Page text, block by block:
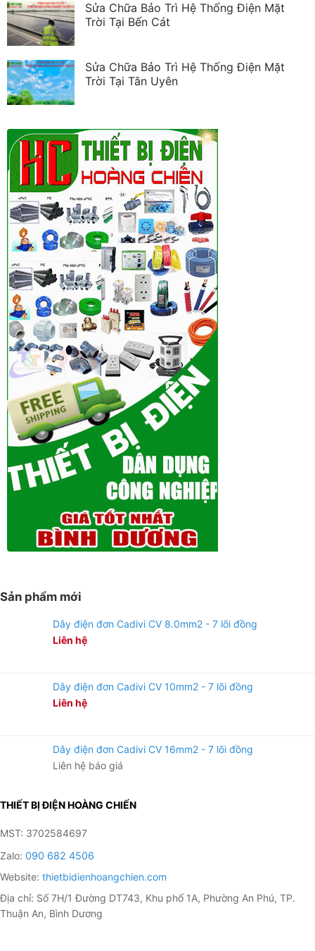
Sửa Chữa Bảo Trì Hệ Thống Điện Mặt
Trời Tại Bến Cát
Sửa Chữa Bảo Trì Hệ Thống Điện Mặt
Trời Tại Tân Uyên
Sản phẩm mới
Dây điện đơn Cadivi CV 8.0mm2 - 7 lõi đồng
Liên hệ
Dây điện đơn Cadivi CV 10mm2 - 7 lõi đồng
Liên hệ
Dây điện đơn Cadivi CV 16mm2 - 7 lõi đồng
Liên hệ báo giá
THIẾT BỊ ĐIỆN HOÀNG CHIẾN
MST: 3702584697
Zalo: 090 682 4506
Website: thietbidienhoangchien.com
Địa chỉ: Số 7H/1 Đường DT743, Khu phố 1A, Phường An Phú, TP.
Thuận An, Bình Dương